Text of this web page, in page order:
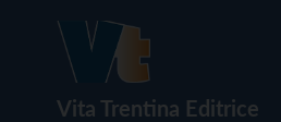
Vita Trentina Editrice